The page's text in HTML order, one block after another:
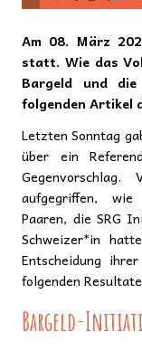
Am 08. März
statt. Wie das
Bargeld und
folgenden Artikel
Letzten Sonntag
über ein
Gegenvorschlag.
aufgegriffen,
Paaren, die SRG
Schweizer*in
Entscheidung
folgenden
Bargeld-